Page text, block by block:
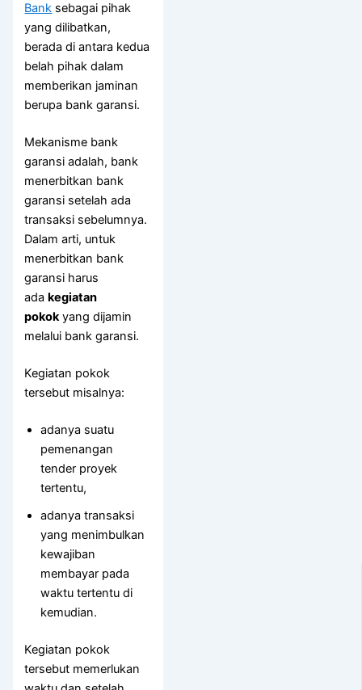
Bank sebagai pihak
yang dilibatkan,
berada di antara kedua
belah pihak dalam
memberikan jaminan
berupa bank garansi.
Mekanisme bank
garansi adalah, bank
menerbitkan bank
garansi setelah ada
transaksi sebelumnya.
Dalam arti, untuk
menerbitkan bank
garansi harus
adakegiatan
pokokyang dijamin
melalui bank garansi.
Kegiatan pokok
tersebut misalnya:
adanya suatu
pemenangan
tender proyek
tertentu,
adanya transaksi
yang menimbulkan
kewajiban
membayar pada
waktu tertentu di
kemudian.
Kegiatan pokok
tersebut memerlukan